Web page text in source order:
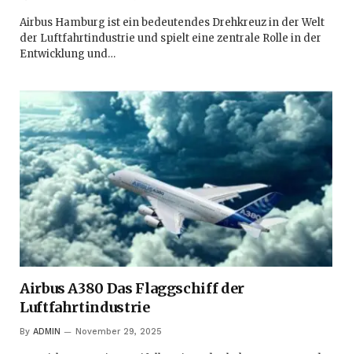
Airbus Hamburg ist ein bedeutendes Drehkreuz in der Welt
der Luftfahrtindustrie und spielt eine zentrale Rolle in der
Entwicklung und…
Airbus A380 Das Flaggschiff der
Luftfahrtindustrie
By ADMIN November 29, 2025